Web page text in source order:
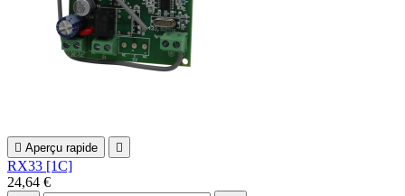
 Aperçu rapide 
RX33 [1C]
24,64 €